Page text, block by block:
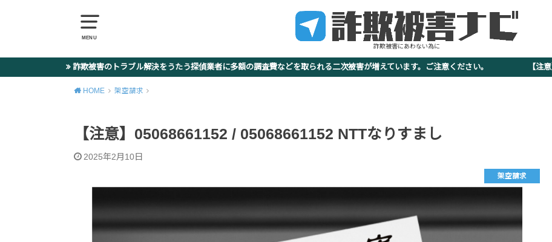
MENU
詐欺被害にあわない為に
詐欺被害のトラブル解決をうたう探偵業者に多額の調査費などを取られる二次被害が増えています。ご注意ください。 【注意】
HOME 架空請求
【注意】05068661152 / 05068661152 NTTなりすまし
2025年2月10日
架空請求